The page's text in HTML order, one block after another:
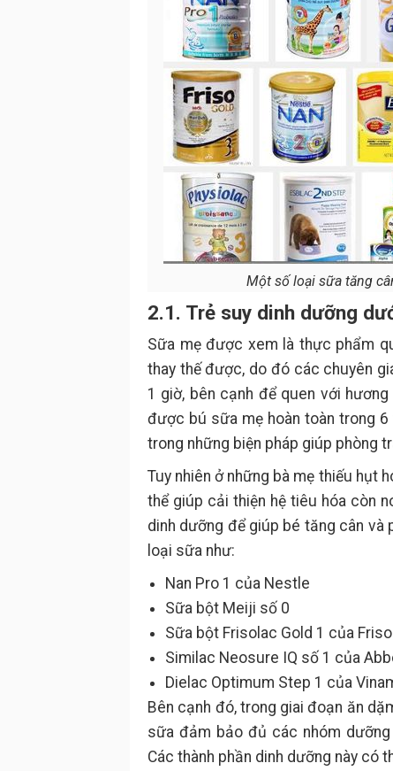
Một số loại sữa tăng
2.1. Trẻ suy dinh dưỡng
Sữa mẹ được xem là thực phẩm
thay thế được, do đó các chuyên
1 giờ, bên cạnh để quen với
được bú sữa mẹ hoàn toàn trong
trong những biện pháp giúp phòng
Tuy nhiên ở những bà mẹ thiếu hụt
thể giúp cải thiện hệ tiêu hóa còn
dinh dưỡng để giúp bé tăng cân và
loại sữa như:
Nan Pro 1 của Nestle
Sữa bột Meiji số 0
Sữa bột Frisolac Gold 1 của Friso
Similac Neosure IQ số 1 của
Dielac Optimum Step 1 của
Bên cạnh đó, trong giai đoạn ăn
sữa đảm bảo đủ các nhóm
Các thành phần dinh dưỡng này có